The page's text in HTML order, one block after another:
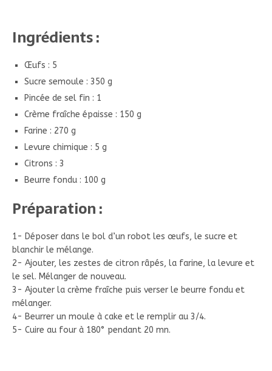
Ingrédients :
Œufs : 5
Sucre semoule : 350 g
Pincée de sel fin : 1
Crème fraîche épaisse : 150 g
Farine : 270 g
Levure chimique : 5 g
Citrons : 3
Beurre fondu : 100 g
Préparation :
1- Déposer dans le bol d’un robot les œufs, le sucre et
blanchir le mélange.
2- Ajouter, les zestes de citron râpés, la farine, la levure et
le sel. Mélanger de nouveau.
3- Ajouter la crème fraîche puis verser le beurre fondu et
mélanger.
4- Beurrer un moule à cake et le remplir au 3/4.
5- Cuire au four à 180° pendant 20 mn.